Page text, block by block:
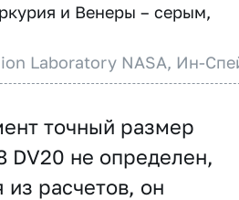
и Венеры – серым,
Laboratory NASA, Ин-
точный размер
DV20 не определен,
из расчетов, он